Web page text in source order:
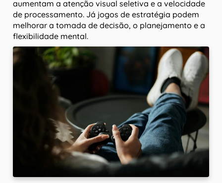
aumentam a atenção visual seletiva e a velocidade
de processamento. Já jogos de estratégia podem
melhorar a tomada de decisão, o planejamento e a
flexibilidade mental.